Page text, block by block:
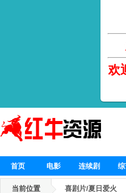
欢
首页 电影 连续剧
当前位置 喜剧片/夏日爱火